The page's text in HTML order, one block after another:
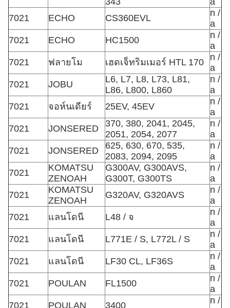
7021
ECHO CS360EVL
n /
a
7021
ECHO HC1500
n /
a
7021
ฟลายโม เฮดเจ็ทริมเมอร์ HTL 170
n /
a
7021
JOBU
L6, L7, L8, L73, L81,
L86, L800, L860
n /
a
7021
จอห์นเดียร์ 25EV, 45EV
n /
a
7021
JONSERED
370, 380, 2041, 2045,
2051, 2054, 2077
n /
a
7021
JONSERED
625, 630, 670, 535,
2083, 2094, 2095
n /
a
7021
KOMATSU
ZENOAH
G300AV, G300AVS,
G300T, G300TS
n /
a
7021
KOMATSU
ZENOAH
G320AV, G320AVS
n /
a
7021
แลนโดนี L48 / จ
n /
a
7021
แลนโดนี L771E / S, L772L / S
n /
a
7021
แลนโดนี LF30 CL, LF36S
n /
a
7021
POULAN FL1500
n /
a
7021
POULAN 3400
n /